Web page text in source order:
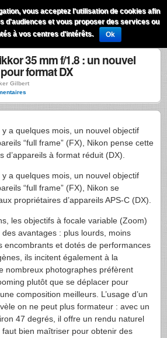
Menu
35 mm f/1.8 : un nouvel
format DX
Gilbert
a quelques mois, un nouvel objectif
“full frame” (FX), Nikon pense cette
d’appareils à format réduit (DX).
a quelques mois, un nouvel objectif
“full frame” (FX), Nikon se
propriétaires d’appareilsAPS-C (DX).
les objectifs à focale variable (Zoom)
avantages : plus lourds, moins
encombrants et dotés de performances
ils incitent également à la
nombreux photographes préfèrent
plutôt que se déplacer pour
composition meilleurs. L’usage d’un
on ne peut plus formateur : avec un
47 degrés, il offre un rendu naturel
faut bien maîtriser pour obtenir des
vous acceptez l'utilisation de cookies afin
d'audiences et vous proposer des services ou
à vos centres d'intérêts.
Ok